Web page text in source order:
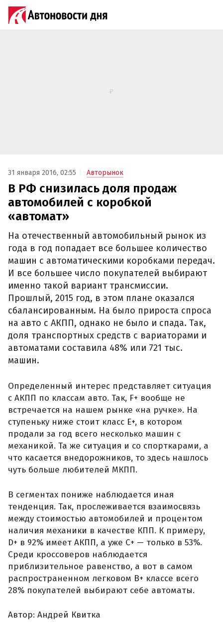
31 января 2016, 02:55 Авторынок
В РФ снизилась доля продаж
автомобилей с коробкой
«автомат»
На отечественный автомобильный рынок из
года в год попадает все большее количество
машин с автоматическими коробками передач.
И все большее число покупателей выбирают
именно такой вариант трансмиссии.
Прошлый, 2015 год, в этом плане оказался
сбалансированным. На было прироста спроса
на авто с АКПП, однако не было и спада. Так,
доля транспортных средств с вариаторами и
автоматами составила 48% или 721 тыс.
машин.
Определенный интерес представляет ситуация
с АКПП по классам авто. Так, F+ вообще не
встречается на нашем рынке «на ручке». На
ступеньку ниже стоит класс Е+, в котором
продали за год всего несколько машин с
механикой. Та же ситуация и со спорткарами, а
что касается внедорожников, то здесь нашлось
чуть больше любителей МКПП.
В сегментах пониже наблюдается иная
тенденция. Так, прослеживается взаимосвязь
между стоимостью автомобилей и процентом
наличия механики в качестве КПП. К примеру,
D+ в 92% имеет АКПП, а уже С+ — только в 53%.
Среди кроссоверов наблюдается
приблизительное равенство, а вот в самом
распространенном легковом B+ классе всего
28% покупателей выбирают себе автоматы.
Автор: Андрей Квитка